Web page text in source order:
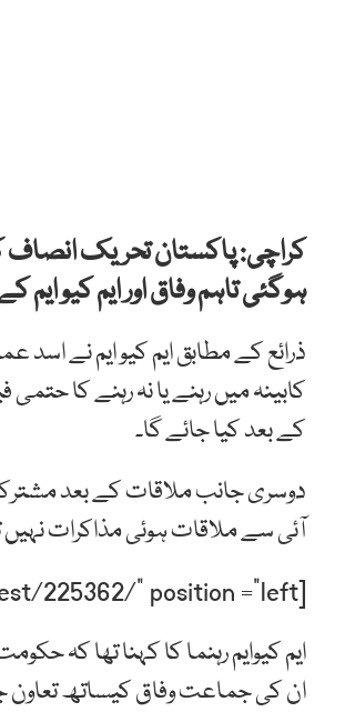
کراچی: پاکستان تحریک انصاف
ہوگئی تاہم وفاق اور ایم کیو ایم
ذرائع کے مطابق ایم کیو ایم نے اسد
کابینہ میں رہنے یا نہ رہنے کا
کے بعد کیا جائے گا۔
دوسری جانب ملاقات کے بعد مشترکہ
آئی سے ملاقات ہوئی مذاکرات نہیں
[post-relate link=”https://humnews.pk//latest/225362/” position =”left”]
ایم کیوایم رہنما کا کہنا تھا کہ
ان کی جماعت وفاق کیساتھ تعاون